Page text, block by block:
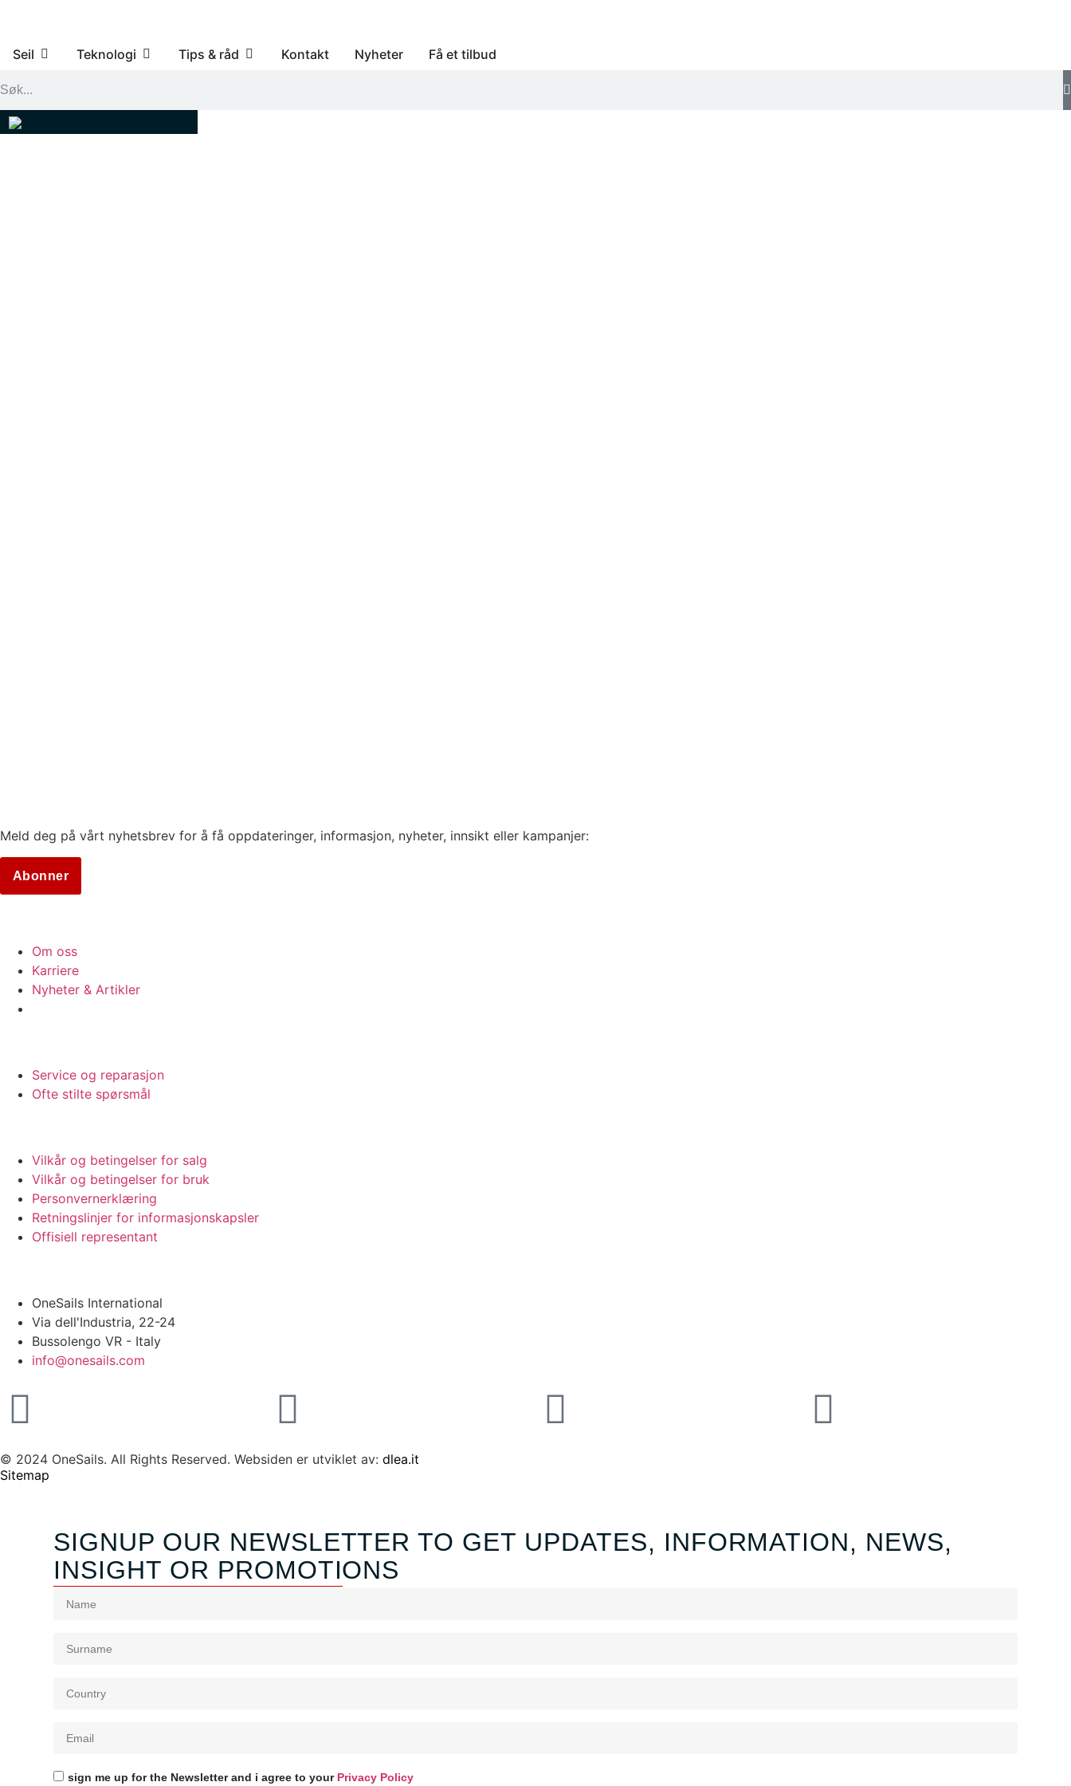
Seil Teknologi Tips & råd Kontakt Nyheter Få et tilbud
Meld deg på vårt nyhetsbrev for å få oppdateringer, informasjon, nyheter, innsikt eller kampanjer:
Abonner
Om oss
Karriere
Nyheter & Artikler
Service og reparasjon
Ofte stilte spørsmål
Vilkår og betingelser for salg
Vilkår og betingelser for bruk
Personvernerklæring
Retningslinjer for informasjonskapsler
Offisiell representant
OneSails International
Via dell'Industria, 22-24
Bussolengo VR - Italy
info@onesails.com
© 2024 OneSails. All Rights Reserved. Websiden er utviklet av: dlea.it
Sitemap
SIGNUP OUR NEWSLETTER TO GET UPDATES, INFORMATION, NEWS,
INSIGHT OR PROMOTIONS
sign me up for the Newsletter and i agree to your Privacy Policy